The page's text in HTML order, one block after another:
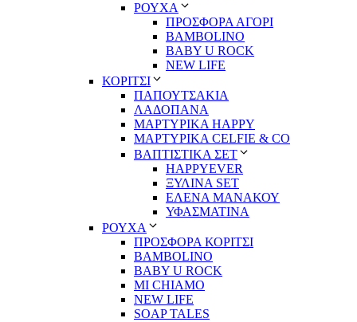
ΡΟΥΧΑ
ΠΡΟΣΦΟΡΑ ΑΓΟΡΙ
BAMBOLINO
BABY U ROCK
NEW LIFE
ΚΟΡΙΤΣΙ
ΠΑΠΟΥΤΣΑΚΙΑ
ΛΑΔΟΠΑΝΑ
ΜΑΡΤΥΡΙΚΑ HAPPY
ΜΑΡΤΥΡΙΚΑ CELFIE & CO
ΒΑΠΤΙΣΤΙΚΑ ΣΕΤ
HAPPYEVER
ΞΥΛΙΝΑ SET
ΕΛΕΝΑ ΜΑΝΑΚΟΥ
ΥΦΑΣΜΑΤΙΝΑ
ΡΟΥΧΑ
ΠΡΟΣΦΟΡΑ ΚΟΡΙΤΣΙ
BAMBOLINO
BABY U ROCK
MI CHIAMO
NEW LIFE
SOAP TALES